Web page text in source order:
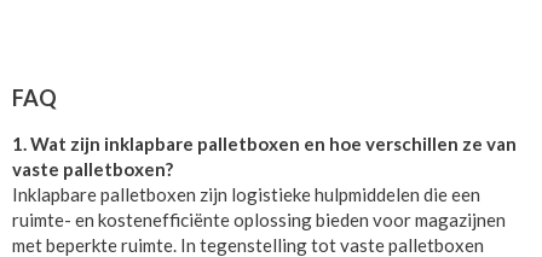
FAQ
1. Wat zijn inklapbare palletboxen en hoe verschillen ze van
vaste palletboxen?
Inklapbare palletboxen zijn logistieke hulpmiddelen die een
ruimte- en kostenefficiënte oplossing bieden voor magazijnen
met beperkte ruimte. In tegenstelling tot vaste palletboxen